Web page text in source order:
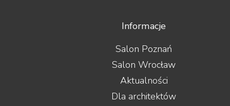
Informacje
Salon Poznań
Salon Wrocław
Aktualności
Dla architektów